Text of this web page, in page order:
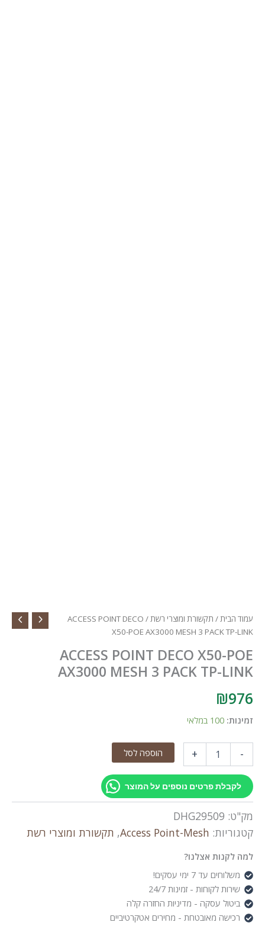
עמוד הבית/ תקשורת ומוצרי רשת
/ ACCESS POINT DECO
X50-POE AX3000 MESH 3 PACK TP-LINK
ACCESS POINT DECO X50-POE
AX3000 MESH 3 PACK TP-LINK
₪976
זמינות: 100 במלאי
-
POINT
DECO
POE
AX3000
MESH
3
TP-
LINK
+ הוספה לסל
לקבלת פרטים נוספים על המוצר
מק"ט: DHG29509
קטגוריות: Access Point-Mesh
, תקשורת ומוצרי רשת
למה לקנות אצלנו?
משלוחים עד 7 ימי עסקים!
שירות לקוחות - זמינות 24/7
ביטול עסקה - מדיניות החזרה קלה
רכישה מאובטחת - מחירים אטקרטיביים